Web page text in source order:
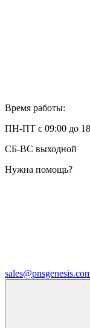
Время работы:
ПН-ПТ с 09:00 до
СБ-ВС выходной
Нужна помощь?